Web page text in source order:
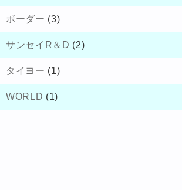
ボーダー (3)
サンセイR＆D (2)
タイヨー (1)
WORLD (1)